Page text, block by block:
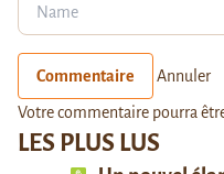
LES PLUS LUS
Commentaire Annuler
Votre commentaire pourra